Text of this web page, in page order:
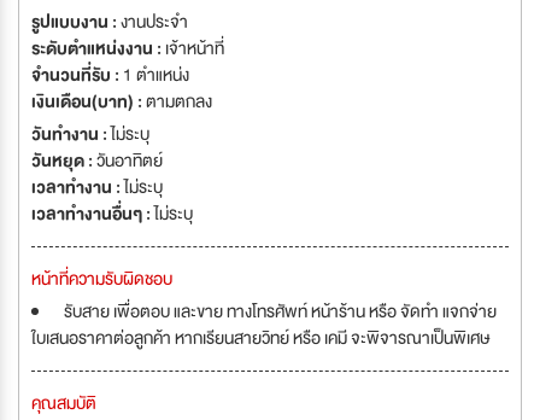
รูปแบบงาน :งานประจำ
ระดับตำแหน่งงาน : เจ้าหน้าที่
จำนวนที่รับ : 1 ตำแหน่ง
เงินเดือน(บาท) :ตามตกลง
วันทำงาน :ไม่ระบุ
วันหยุด :วันอาทิตย์
เวลาทำงาน :ไม่ระบุ
เวลาทำงานอื่นๆ :ไม่ระบุ
หน้าที่ความรับผิดชอบ
รับสาย เพื่อตอบ และขาย ทางโทรศัพท์ หน้าร้าน หรือ จัดทำ แจกจ่าย
ใบเสนอราคาต่อลูกค้า หากเรียนสายวิทย์ หรือ เคมี จะพิจารณาเป็นพิเศษ
คุณสมบัติ